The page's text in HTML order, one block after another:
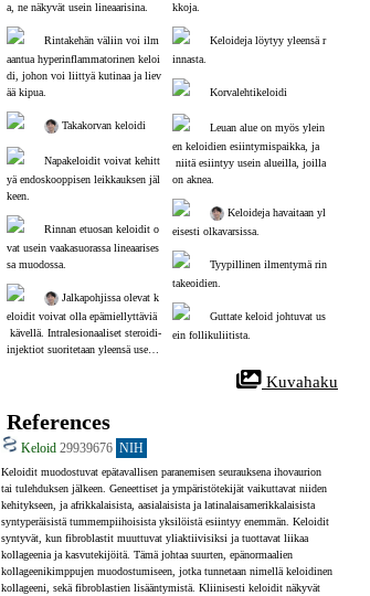
a, ne näkyvät usein lineaarisina.
Rintakehän väliin voi ilm
aantua hyperinflammatorinen keloi
di, johon voi liittyä kutinaa ja liev
ää kipua.
Takakorvan keloidi
Napakeloidit voivat kehitt
yä endoskooppisen leikkauksen jäl
keen.
Rinnan etuosan keloidit o
vat usein vaakasuorassa lineaarises
sa muodossa.
Jalkapohjissa olevat k
eloidit voivat olla epämiellyttäviä
kävellä. Intralesionaaliset steroidi-
injektiot suoritetaan yleensä useita
kkoja.
Keloideja löytyy yleensä r
innasta.
Korvalehtikeloidi
Leuan alue on myös ylein
en keloidien esiintymispaikka, ja
niitä esiintyy usein alueilla, joilla
on aknea.
Keloideja havaitaan yl
eisesti olkavarsissa.
Tyypillinen ilmentymä rin
takeoidien.
Guttate keloid johtuvat us
ein follikuliitista.
Kuvahaku
References
Keloid 29939676 NIH
Keloidit muodostuvat epätavallisen paranemisen seurauksena ihovaurion
tai tulehduksen jälkeen. Geneettiset ja ympäristötekijät vaikuttavat niiden
kehitykseen, ja afrikkalaisista, aasialaisista ja latinalaisamerikkalaisista
syntyperäisistä tummempiihoisista yksilöistä esiintyy enemmän. Keloidit
syntyvät, kun fibroblastit muuttuvat yliaktiivisiksi ja tuottavat liikaa
kollageenia ja kasvutekijöitä. Tämä johtaa suurten, epänormaalien
kollageenikimppujen muodostumiseen, jotka tunnetaan nimellä keloidinen
kollageeni, sekä fibroblastien lisääntymistä. Kliinisesti keloidit näkyvät